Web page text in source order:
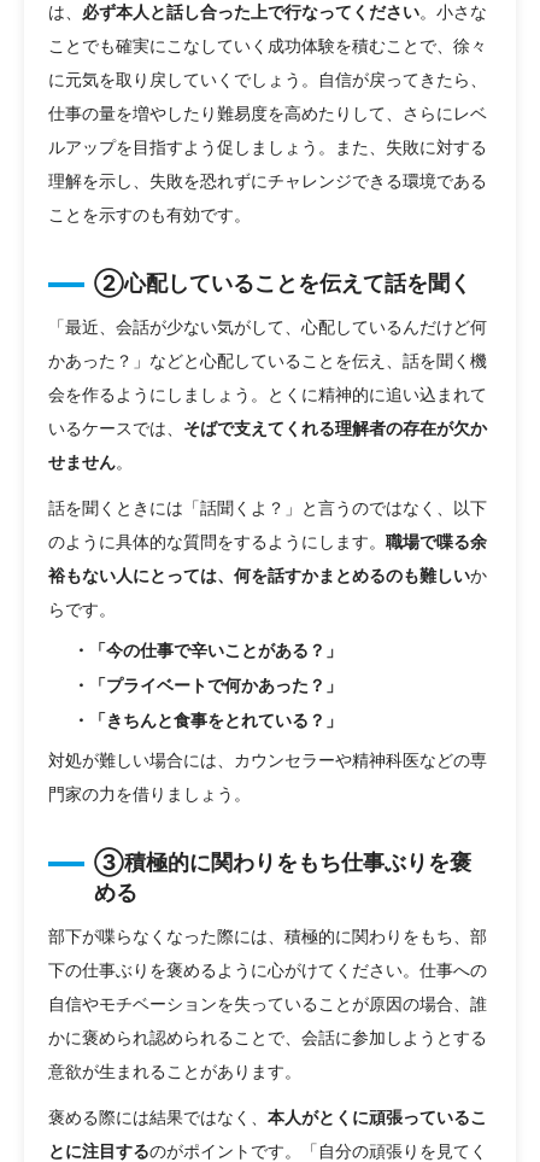
は、 必ず本人と話し合った上で行なってください。小さな
ことでも確実にこなしていく成功体験を積むことで、徐々
に元気を取り戻していくでしょう。自信が戻ってきたら、
仕事の量を増やしたり難易度を高めたりして、さらにレベ
ルアップを目指すよう促しましょう。また、失敗に対する
理解を示し、失敗を恐れずにチャレンジできる環境である
ことを示すのも有効です。
②心配していることを伝えて話を聞く
「最近、会話が少ない気がして、心配しているんだけど何
かあった？」などと心配していることを伝え、話を聞く機
会を作るようにしましょう。とくに精神的に追い込まれて
いるケースでは、 そばで支えてくれる理解者の存在が欠か
せません。
話を聞くときには「話聞くよ？」と言うのではなく、以下
のように具体的な質問をするようにします。 職場で喋る余
裕もない人にとっては、何を話すかまとめるのも難しいか
らです。
・「今の仕事で辛いことがある？」
・「プライベートで何かあった？」
・「きちんと食事をとれている？」
対処が難しい場合には、カウンセラーや精神科医などの専
門家の力を借りましょう。
③積極的に関わりをもち仕事ぶりを褒
める
部下が喋らなくなった際には、積極的に関わりをもち、部
下の仕事ぶりを褒めるように心がけてください。仕事への
自信やモチベーションを失っていることが原因の場合、誰
かに褒められ認められることで、会話に参加しようとする
意欲が生まれることがあります。
褒める際には結果ではなく、 本人がとくに頑張っているこ
とに注目するのがポイントです。「自分の頑張りを見てく